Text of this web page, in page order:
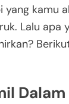
yang kamu
Lalu apa
Dalam